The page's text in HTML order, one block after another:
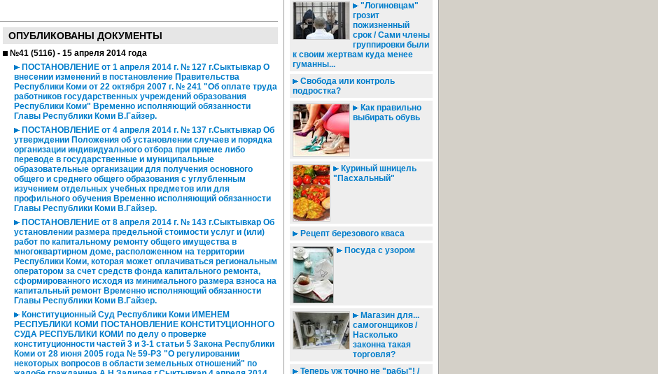
ОПУБЛИКОВАНЫ ДОКУМЕНТЫ
№41 (5116) - 15 апреля 2014 года
ПОСТАНОВЛЕНИЕ от 1 апреля 2014 г. № 127 г.Сыктывкар О
внесении изменений в постановление Правительства
Республики Коми от 22 октября 2007 г. № 241 "Об оплате труда
работников государственных учреждений образования
Республики Коми" Временно исполняющий обязанности
Главы Республики Коми В.Гайзер.
ПОСТАНОВЛЕНИЕ от 4 апреля 2014 г. № 137 г.Сыктывкар Об
утверждении Положения об установлении случаев и порядка
организации индивидуального отбора при приеме либо
переводе в государственные и муниципальные
образовательные организации для получения основного
общего и среднего общего образования с углубленным
изучением отдельных учебных предметов или для
профильного обучения Временно исполняющий обязанности
Главы Республики Коми В.Гайзер.
ПОСТАНОВЛЕНИЕ от 8 апреля 2014 г. № 143 г.Сыктывкар Об
установлении размера предельной стоимости услуг и (или)
работ по капитальному ремонту общего имущества в
многоквартирном доме, расположенном на территории
Республики Коми, которая может оплачиваться региональным
оператором за счет средств фонда капитального ремонта,
сформированного исходя из минимального размера взноса на
капитальный ремонт Временно исполняющий обязанности
Главы Республики Коми В.Гайзер.
Конституционный Суд Республики Коми ИМЕНЕМ
РЕСПУБЛИКИ КОМИ ПОСТАНОВЛЕНИЕ КОНСТИТУЦИОННОГО
СУДА РЕСПУБЛИКИ КОМИ по делу о проверке
конституционности частей 3 и 3-1 статьи 5 Закона Республики
Коми от 28 июня 2005 года № 59-РЗ "О регулировании
некоторых вопросов в области земельных отношений" по
"Логиновцам"
грозит
пожизненный
срок / Сами члены
группировки были
к своим жертвам куда менее
гуманны...
Свобода или контроль
подростка?
Как правильно
выбирать обувь
Куриный шницель
"Пасхальный"
Рецепт березового кваса
Посуда с узором
Магазин для...
самогонщиков /
Насколько
законна такая
торговля?
Теперь уж точно не "рабы"! /